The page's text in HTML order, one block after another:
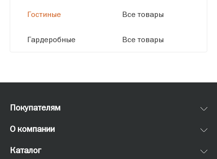
Гостиные
Гардеробные
Все товары
Все товары
Покупателям
О компании
Каталог